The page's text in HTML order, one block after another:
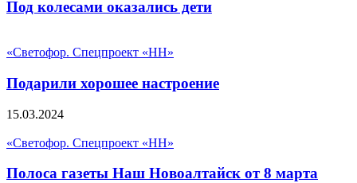
Под колесами оказались дети
«Светофор. Спецпроект «НН»
Подарили хорошее настроение
15.03.2024
«Светофор. Спецпроект «НН»
Полоса газеты Наш Новоалтайск от 8 марта